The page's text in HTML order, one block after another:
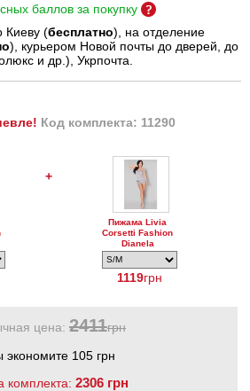
баллов за покупку
Киеву (бесплатно), на отделение
), курьером Новой почты до дверей, до
и др.), Укрпочта.
Код комплекта: 11290
+
Пижама Livia
Corsetti Fashion
Dianela
1119грн
цена: 2411грн
экономите 105 грн
комплекта: 2306 грн